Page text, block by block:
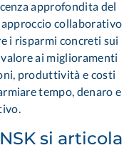
approfondita del
collaborativo
i risparmi concreti sui
ai miglioramenti
produttività e costi
tempo, denaro e
si articola